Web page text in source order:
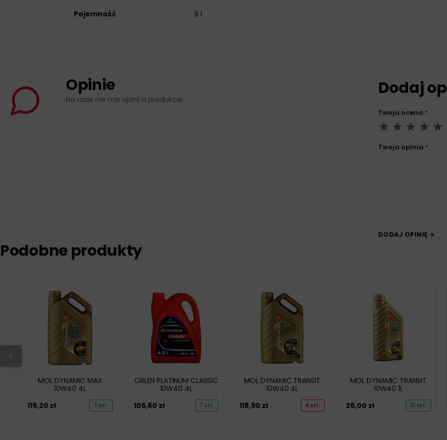
Pojemność 5 l
Opinie
Na razie nie ma opinii o produkcie.
Dodaj
Twoja ocena *
Twoja opinia *
DODAJ OPINIĘ
Podobne produkty
MOL DYNAMIC MAX
10W40 4L
119,20 zł 7 szt.
ORLEN PLATINUM CLASSIC
10W40 4L
105,60 zł 7 szt.
MOL DYNAMIC TRANSIT
10W40 4L
118,90 zł 4 szt.
MOL DYNAMIC TRANSIT
10W40 1L
26,00 zł 10 szt.